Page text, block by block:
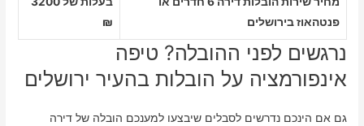
פנטהאוז בירושלים
₪
נרגשים לפני ההובלה? טיפה
אינפורמציה על הובלות בהעיר ירושלים
גם אם הינכם נדרשים לסבלים שיבצעו למענכם הובלה של דירה